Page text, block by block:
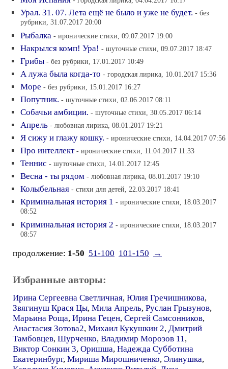
Урал. 31. 07. Лета ещё не было и уже не будет. - без
рубрики, 31.07.2017 20:00
Рыбалка - иронические стихи, 09.07.2017 19:00
Накрылся комп! Ура! - шуточные стихи, 09.07.2017 18:47
Грибы - без рубрики, 17.01.2017 10:49
А лужа была когда-то - городская лирика, 10.01.2017 15:36
Море - без рубрики, 15.01.2017 16:27
Попутник. - шуточные стихи, 02.06.2017 08:11
Собачьи амбиции. - шуточные стихи, 30.05.2017 06:14
Апрель - любовная лирика, 08.01.2017 19:21
Я сижу и глажу кошку. - иронические стихи, 14.04.2017 07:56
Про интеллект - иронические стихи, 11.04.2017 11:33
Теннис - шуточные стихи, 14.01.2017 12:45
Весна - ты рядом - любовная лирика, 08.01.2017 19:10
Колыбельная - стихи для детей, 22.03.2017 18:41
Криминальная история 1 - иронические стихи, 18.03.2017
08:52
Криминальная история 2 - иронические стихи, 18.03.2017
08:57
продолжение: 1-50 51-100 101-150 →
Избранные авторы:
Ирина Сергеевна Светличная, Юлия Гречишникова,
Звягинуш Крася Цы, Мила Апрель, Руслан Грызунов,
Марьина Роща, Ирина Гецен, Сергей Самсонников,
Анастасия Зотова2, Михаил Кукушкин 2, Дмитрий
Тамбовцев, Шурченко, Владимир Морозов 11,
Виктор Сонкин 3, Оришша, Надежда Субботина
Екатеринбург, Мириша Мирошниченко, Элинушка,